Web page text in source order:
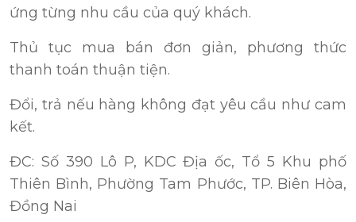
ứng từng nhu cầu của quý khách.
Thủ tục mua bán đơn giản, phương thức
thanh toán thuận tiện.
Đổi, trả nếu hàng không đạt yêu cầu như cam
kết.
ĐC: Số 390 Lô P, KDC Địa ốc, Tổ 5 Khu phố
Thiên Bình, Phường Tam Phước, TP. Biên Hòa,
Đồng Nai